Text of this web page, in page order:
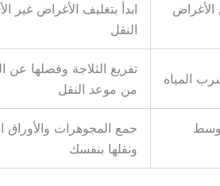
الأغراض
ابدأ بتغليف الأغراض غير
النقل
المياه
من موعد النقل
وسط
جمع المجوهرات والأوراق
ونقلها بنفسك